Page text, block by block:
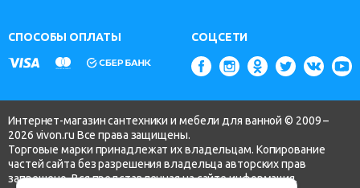
СПОСОБЫ ОПЛАТЫ СОЦСЕТИ
Интернет-магазин сантехники и мебели для ванной © 2009 –
2026 vivon.ru Все права защищены.
Торговые марки принадлежат их владельцам. Копирование
частей сайта без разрешения владельца авторских прав
запрещено. Вся представленная на сайте информация,